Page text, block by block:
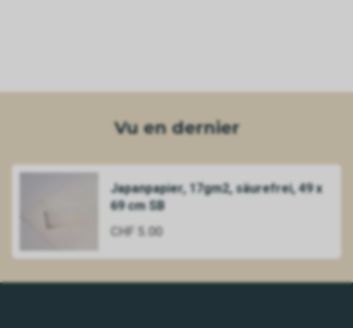
Vu en dernier
Japanpapier, 17gm2, säurefrei, 49 x
69 cm SB
CHF 5.00